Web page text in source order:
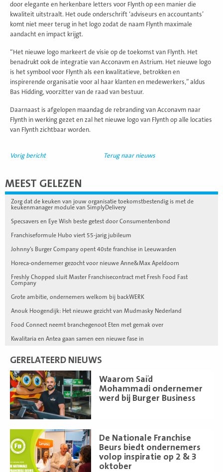
door elegante en herkenbare letters voor Flynth op een manier die
kwaliteit uitstraalt. Het oude onderschrift ‘adviseurs en accountants’
komt niet meer terug in het logo zodat de naam Flynth maximale
aandacht en impact krijgt.
“Het nieuwe logo markeert de visie op de toekomst van Flynth. Het
benadrukt ook de integratie van Acconavm en Astrium. Het nieuwe logo
is het symbool voor Flynth als een kwalitatieve, betrokken en
inspirerende organisatie voor al haar klanten en medewerkers,” aldus
Bas Hidding, voorzitter van de raad van bestuur.
Daarnaast is afgelopen maandag de rebranding van Acconavm naar
Flynth in werking gezet en zal het nieuwe logo van Flynth op alle locaties
van Flynth zichtbaar worden.
Vorig bericht Terug naar nieuws
MEEST GELEZEN
Zorg dat de keuken van jouw organisatie toekomstbestendig is met de
keukenmanager module van SimplyDelivery
Specsavers en Eye Wish beste getest door Consumentenbond
Franchiseformule Hubo viert 55-jarig jubileum
Johnny’s Burger Company opent 40ste franchise in Leeuwarden
Horeca-ondernemer gezocht voor nieuwe Anne&Max Apeldoorn
Freshly Chopped sluit Master Franchisecontract met Fresh Food Fast
Company
Grote ambitie, ondernemers welkom bij backWERK
Anouk Hoogendijk: Het nieuwe gezicht van Mudmasky Nederland
Food Connect neemt branchegenoot Eten met gemak over
Kwalitaria en Antea gaan samen een nieuwe fase in
GERELATEERD NIEUWS
Waarom Saïd
Mohammadi ondernemer
werd bij Burger Business
Lees
meer
De Nationale Franchise
Beurs biedt ondernemers
volop inspiratie op 2 & 3
oktober
meer